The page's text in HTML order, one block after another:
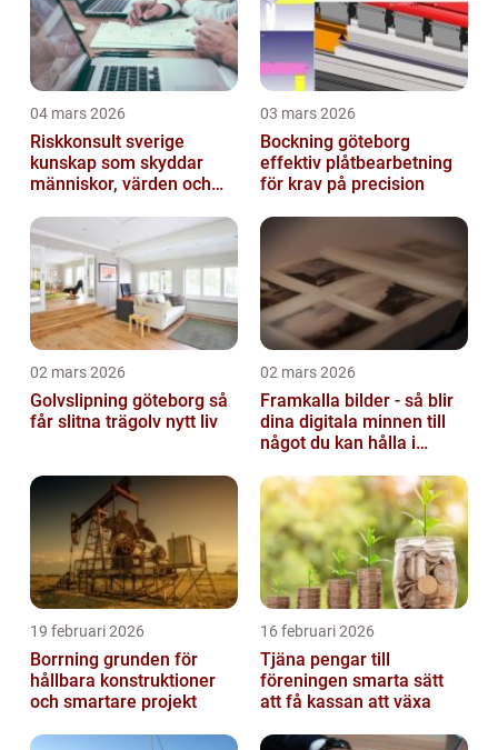
04 mars 2026
Riskkonsult sverige
kunskap som skyddar
människor, värden och
03 mars 2026
Bockning göteborg
effektiv plåtbearbetning
för krav på precision
02 mars 2026
Golvslipning göteborg så
får slitna trägolv nytt liv
02 mars 2026
Framkalla bilder - så blir
dina digitala minnen till
något du kan hålla i
19 februari 2026
Borrning grunden för
hållbara konstruktioner
och smartare projekt
16 februari 2026
Tjäna pengar till
föreningen smarta sätt
att få kassan att växa